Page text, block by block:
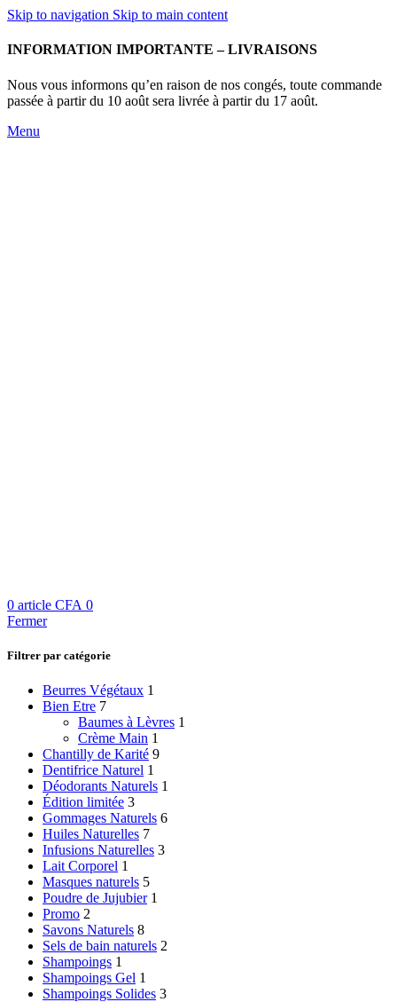
Skip to navigation Skip to main content
INFORMATION IMPORTANTE – LIVRAISONS
Nous vous informons qu’en raison de nos congés, toute commande
passée à partir du 10 août sera livrée à partir du 17 août.
Menu
0 article CFA 0
Fermer
Filtrer par catégorie
Beurres Végétaux 1
Bien Etre 7
Baumes à Lèvres 1
Crème Main 1
Chantilly de Karité 9
Dentifrice Naturel 1
Déodorants Naturels 1
Édition limitée 3
Gommages Naturels 6
Huiles Naturelles 7
Infusions Naturelles 3
Lait Corporel 1
Masques naturels 5
Poudre de Jujubier 1
Promo 2
Savons Naturels 8
Sels de bain naturels 2
Shampoings 1
Shampoings Gel 1
Shampoings Solides 3